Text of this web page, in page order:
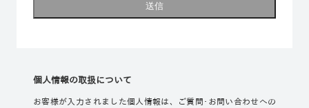
個人情報の取扱について
お客様が入力されました個人情報は、ご質問･お問い合わせへの